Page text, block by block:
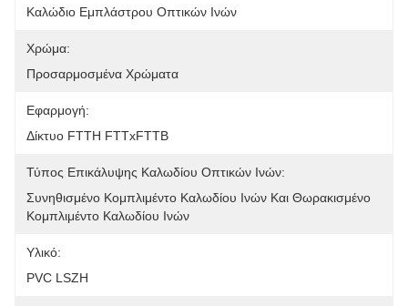
Καλώδιο Εμπλάστρου Οπτικών Ινών
Χρώμα:
Προσαρμοσμένα Χρώματα
Εφαρμογή:
Δίκτυο FTTH FTTxFTTB
Τύπος Επικάλυψης Καλωδίου Οπτικών Ινών:
Συνηθισμένο Κομπλιμέντο Καλωδίου Ινών Και Θωρακισμένο
Κομπλιμέντο Καλωδίου Ινών
Υλικό:
PVC LSZH